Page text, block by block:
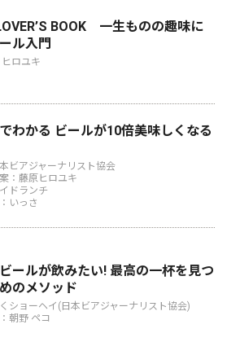
BOOK 一生ものの趣味に
ル入門
ロユキ
わかる ビールが10倍美味しくなる
ビアジャーナリスト協会
：藤原ヒロユキ
ドランチ
いっさ
ールが飲みたい! 最高の一杯を見つ
のメソッド
ショーヘイ(日本ビアジャーナリスト協会)
朝野 ペコ